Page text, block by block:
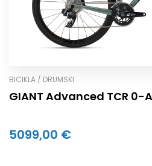
BICIKLA / DRUMSKI
GIANT Advanced TCR 0-
5099,00 €